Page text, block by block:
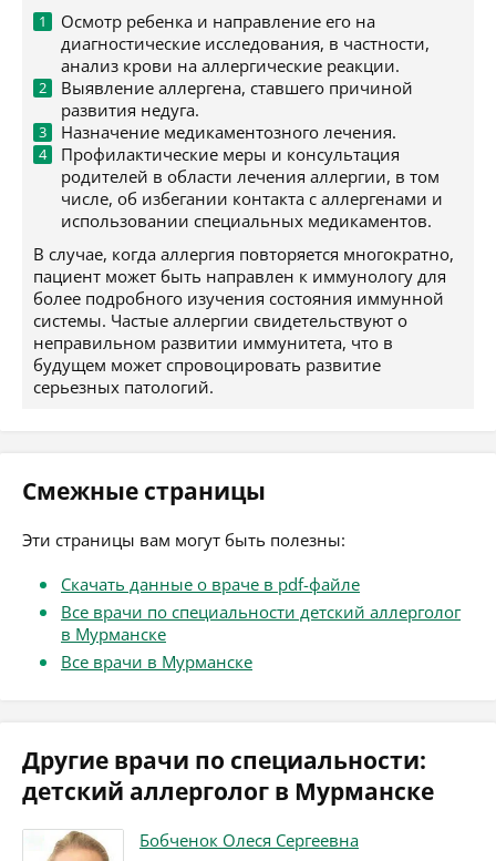
Осмотр ребенка и направление его на
диагностические исследования, в частности,
анализ крови на аллергические реакции.
Выявление аллергена, ставшего причиной
развития недуга.
Назначение медикаментозного лечения.
Профилактические меры и консультация
родителей в области лечения аллергии, в том
числе, об избегании контакта с аллергенами и
использовании специальных медикаментов.
В случае, когда аллергия повторяется многократно,
пациент может быть направлен к иммунологу для
более подробного изучения состояния иммунной
системы. Частые аллергии свидетельствуют о
неправильном развитии иммунитета, что в
будущем может спровоцировать развитие
серьезных патологий.
Смежные страницы
Эти страницы вам могут быть полезны:
Скачать данные о враче в pdf-файле
Все врачи по специальности детский аллерголог
в Мурманске
Все врачи в Мурманске
Другие врачи по специальности:
детский аллерголог в Мурманске
Бобченок Олеся Сергеевна